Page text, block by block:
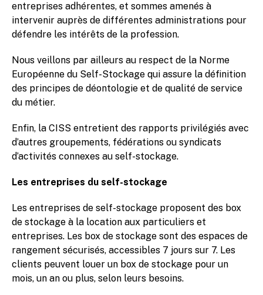
entreprises adhérentes, et sommes amenés à
intervenir auprès de différentes administrations pour
défendre les intérêts de la profession.
Nous veillons par ailleurs au respect de la Norme
Européenne du Self-Stockage qui assure la définition
des principes de déontologie et de qualité de service
du métier.
Enfin, la CISS entretient des rapports privilégiés avec
d’autres groupements, fédérations ou syndicats
d’activités connexes au self-stockage.
Les entreprises du self-stockage
Les entreprises de self-stockage proposent des box
de stockage à la location aux particuliers et
entreprises. Les box de stockage sont des espaces de
rangement sécurisés, accessibles 7 jours sur 7. Les
clients peuvent louer un box de stockage pour un
mois, un an ou plus, selon leurs besoins.